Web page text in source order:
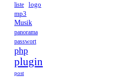
liste
logo
mp3
Musik
panorama
passwort
php
plugin
post